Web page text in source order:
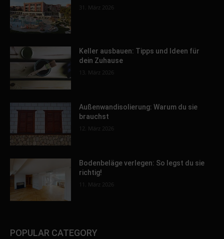
31. März 2026
Keller ausbauen: Tipps und Ideen für
dein Zuhause
13. März 2026
Außenwandisolierung: Warum du sie
brauchst
12. März 2026
Bodenbeläge verlegen: So legst du sie
richtig!
11. März 2026
POPULAR CATEGORY